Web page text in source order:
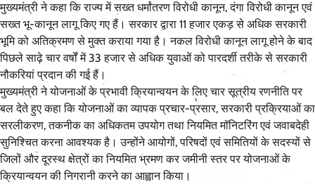
मुख्यमंत्री ने कहा कि राज्य में सख्त धर्मांतरण विरोधी कानून, दंगा विरोधी कानून एवं
सख्त भू-कानून लागू किए गए हैं। सरकार द्वारा 11 हजार एकड़ से अधिक सरकारी
भूमि को अतिक्रमण से मुक्त कराया गया है। नकल विरोधी कानून लागू होने के बाद
पिछले साढ़े चार वर्षों में 33 हजार से अधिक युवाओं को पारदर्शी तरीके से सरकारी
नौकरियां प्रदान की गई हैं।
मुख्यमंत्री ने योजनाओं के प्रभावी क्रियान्वयन के लिए चार सूत्रीय रणनीति पर
बल देते हुए कहा कि योजनाओं का व्यापक प्रचार-प्रसार, सरकारी प्रक्रियाओं का
सरलीकरण, तकनीक का अधिकतम उपयोग तथा नियमित मॉनिटरिंग एवं जवाबदेही
सुनिश्चित करना आवश्यक है। उन्होंने आयोगों, परिषदों एवं समितियों के सदस्यों से
जिलों और दूरस्थ क्षेत्रों का नियमित भ्रमण कर जमीनी स्तर पर योजनाओं के
क्रियान्वयन की निगरानी करने का आह्वान किया।